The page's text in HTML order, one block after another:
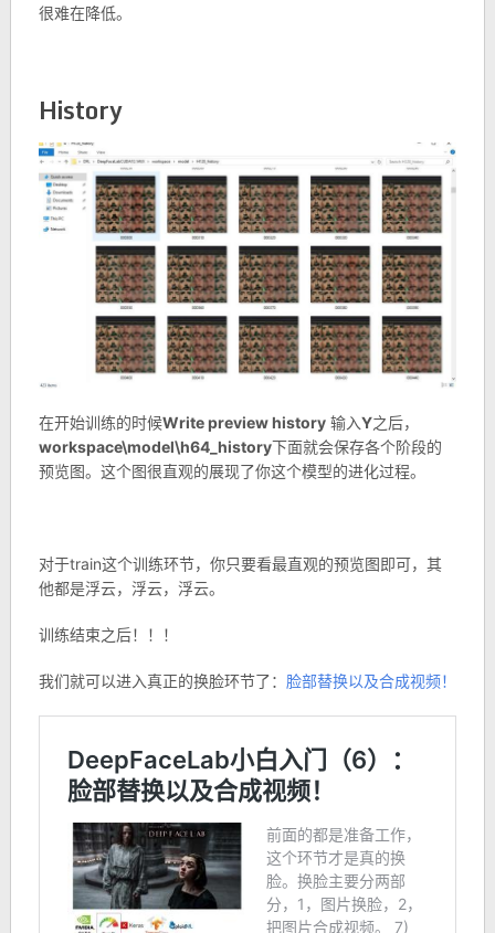
很难在降低。
History
在开始训练的时候Write preview history输入Y之后，
workspace\model\h64_history下面就会保存各个阶段的
预览图。这个图很直观的展现了你这个模型的进化过程。
对于train这个训练环节，你只要看最直观的预览图即可，其
他都是浮云，浮云，浮云。
训练结束之后！！！
我们就可以进入真正的换脸环节了： 脸部替换以及合成视频！